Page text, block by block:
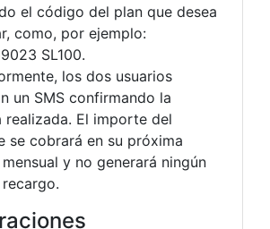
el código del plan que desea
como, por ejemplo:
SL100.
los dos usuarios
un SMS confirmando la
realizada. El importe del
se cobrará en su próxima
y no generará ningún